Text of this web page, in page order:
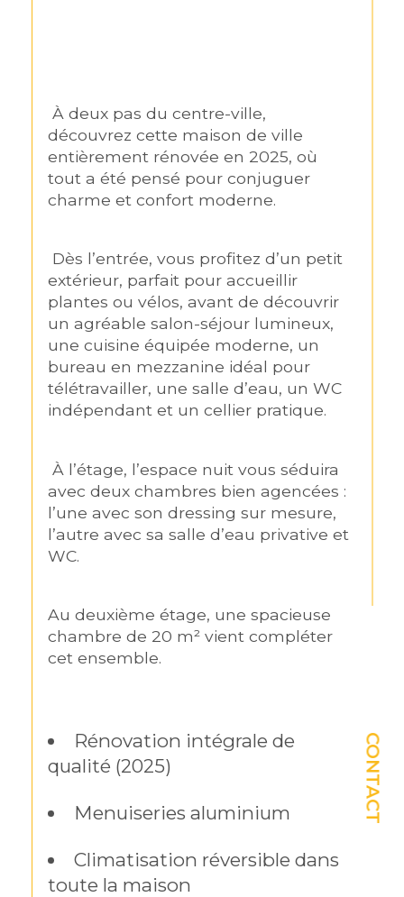
CONTACT
À deux pas du centre-ville,
découvrez cette maison de ville
entièrement rénovée en 2025, où
tout a été pensé pour conjuguer
charme et confort moderne.
Dès l’entrée, vous profitez d’un petit
extérieur, parfait pour accueillir
plantes ou vélos, avant de découvrir
un agréable salon-séjour lumineux,
une cuisine équipée moderne, un
bureau en mezzanine idéal pour
télétravailler, une salle d’eau, un WC
indépendant et un cellier pratique.
À l’étage, l’espace nuit vous séduira
avec deux chambres bien agencées :
l’une avec son dressing sur mesure,
l’autre avec sa salle d’eau privative et
WC.
Au deuxième étage, une spacieuse
chambre de 20 m² vient compléter
cet ensemble.
Rénovation intégrale de
qualité (2025)
Menuiseries aluminium
Climatisation réversible dans
toute la maison